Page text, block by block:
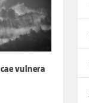
vulnera